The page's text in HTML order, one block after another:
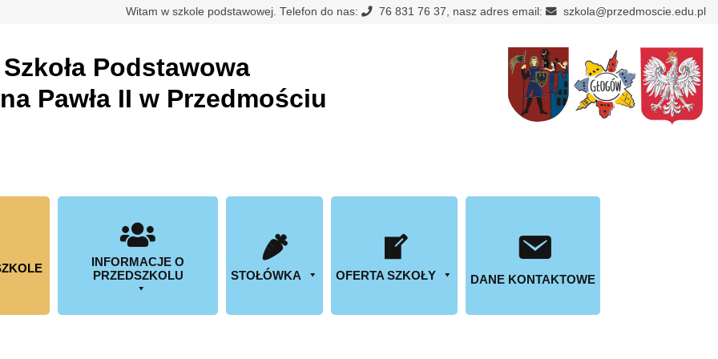
Witam w szkole podstawowej. Telefon do nas: 76 831 76 37, nasz adres email: szkola@przedmoscie.edu.pl
Szkoła Podstawowa
Pawła II w Przedmościu
INFORMACJE O
PRZEDSZKOLU
STOŁÓWKA OFERTA SZKOŁY DANE KONTAKTOWE